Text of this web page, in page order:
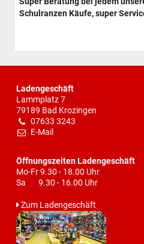
Schulranzen Käufe, super
Ladengeschäft
Lammplatz 7
79189 Bad Krozingen
07633 3243
E-Mail
Öffnungszeiten Ladengeschäft
Mo-Fr 9.30 - 18.00 Uhr
Sa 9.30 - 16.00 Uhr
Zum Ladengeschäft